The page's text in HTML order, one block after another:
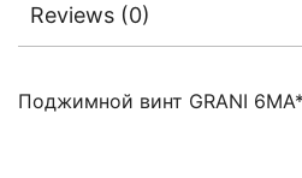
Reviews (0)
Поджимной винт GRANI